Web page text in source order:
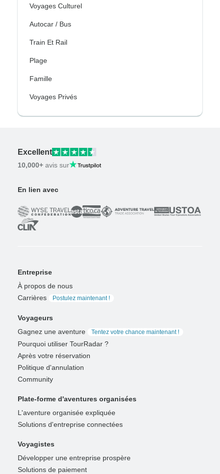
Voyages Culturel
Autocar / Bus
Train Et Rail
Plage
Famille
Voyages Privés
Excellent
10,000+ avis sur
En lien avec
Entreprise
À propos de nous
Carrières
Postulez maintenant !
Voyageurs
Gagnez une aventure
Tentez votre chance maintenant !
Pourquoi utiliser TourRadar ?
Après votre réservation
Politique d'annulation
Community
Plate-forme d'aventures organisées
L'aventure organisée expliquée
Solutions d'entreprise connectées
Voyagistes
Développer une entreprise prospère
Solutions de paiement